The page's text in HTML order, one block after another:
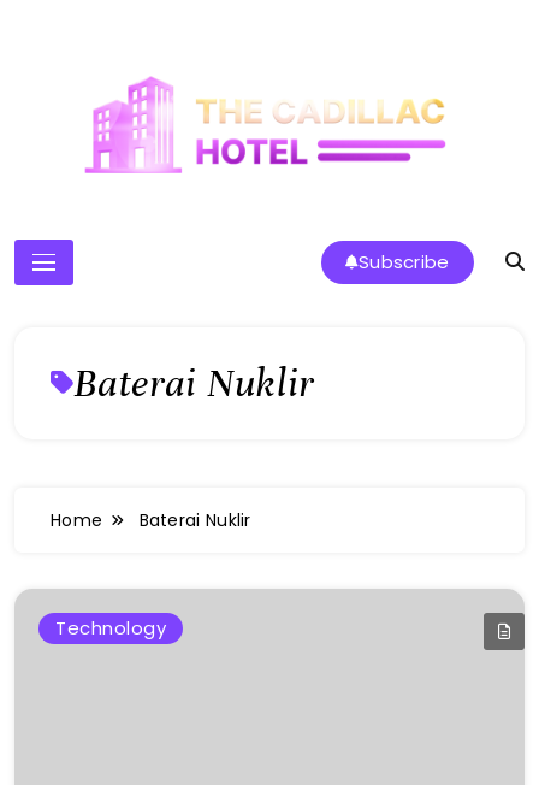
The Cadillac Hotel
Subscribe
Baterai Nuklir
Home Baterai Nuklir
Technology